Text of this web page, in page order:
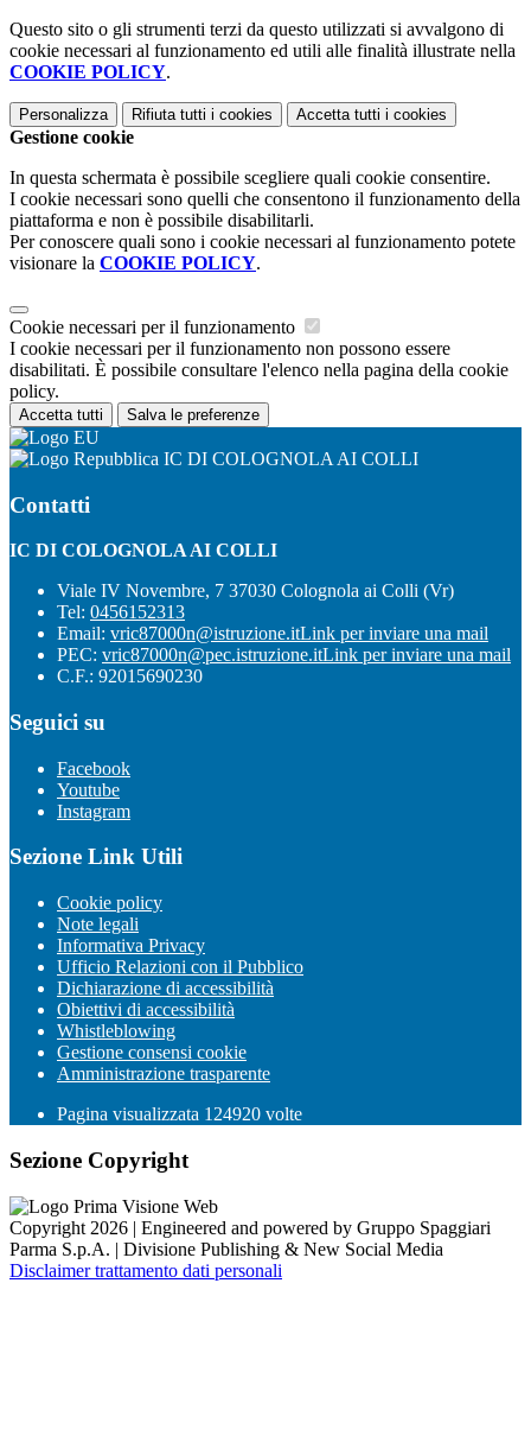
Questo sito o gli strumenti terzi da questo utilizzati si avvalgono di
cookie necessari al funzionamento ed utili alle finalità illustrate nella
COOKIE POLICY.
Personalizza Rifiuta tutti i cookies Accetta tutti i cookies
Gestione cookie
In questa schermata è possibile scegliere quali cookie consentire.
I cookie necessari sono quelli che consentono il funzionamento della
piattaforma e non è possibile disabilitarli.
Per conoscere quali sono i cookie necessari al funzionamento potete
visionare la COOKIE POLICY.
Cookie necessari per il funzionamento
I cookie necessari per il funzionamento non possono essere
disabilitati. È possibile consultare l'elenco nella pagina della cookie
policy.
Accetta tutti Salva le preferenze
IC DI COLOGNOLA AI COLLI
Contatti
IC DI COLOGNOLA AI COLLI
Viale IV Novembre, 7 37030 Colognola ai Colli (Vr)
Tel: 0456152313
Email: vric87000n@istruzione.itLink per inviare una mail
PEC: vric87000n@pec.istruzione.itLink per inviare una mail
C.F.: 92015690230
Seguici su
Facebook
Youtube
Instagram
Sezione Link Utili
Cookie policy
Note legali
Informativa Privacy
Ufficio Relazioni con il Pubblico
Dichiarazione di accessibilità
Obiettivi di accessibilità
Whistleblowing
Gestione consensi cookie
Amministrazione trasparente
Pagina visualizzata 124920 volte
Sezione Copyright
Copyright 2026 | Engineered and powered by Gruppo Spaggiari
Parma S.p.A. | Divisione Publishing & New Social Media
Disclaimer trattamento dati personali